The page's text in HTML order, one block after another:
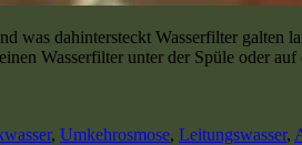
was dahintersteckt Wasserfilter
Wasserfilter unter der Spüle oder
, Umkehrosmose, Leitungswasser,